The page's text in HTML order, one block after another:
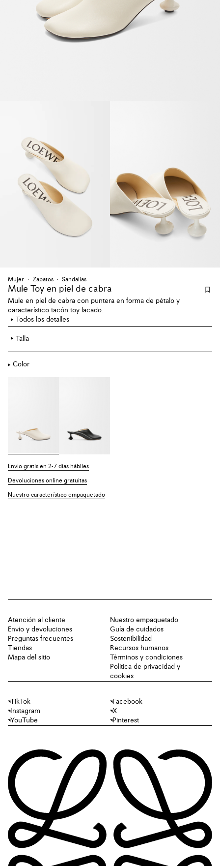
Mujer Zapatos Sandalias
Mule Toy en piel de cabra
Mule en piel de cabra con puntera en forma de pétalo y
característico tacón toy lacado.
Todos los detalles
Talla
Color
Envío gratis en 2-7 días hábiles
Devoluciones online gratuitas
Nuestro característico empaquetado
Atención al cliente
Envío y devoluciones
Preguntas frecuentes
Tiendas
Mapa del sitio
Nuestro empaquetado
Guía de cuidados
Sostenibilidad
Recursos humanos
Términos y condiciones
Política de privacidad y
cookies
TikTok
Facebook
Instagram
X
YouTube
Pinterest